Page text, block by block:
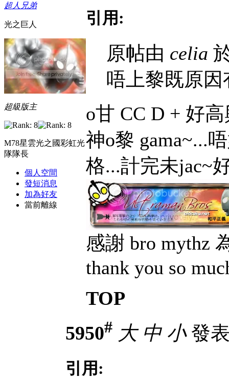
超人兄弟
光之巨人
超級版主
M78星雲光之國彩虹光
隊隊長
個人空間
發短消息
加為好友
當前離線
引用:
原帖由 celia
唔上黎既原
o甘 CC D + 好
神o黎 gama~...
格...計完未jac~
感謝 bro mythz
thank you so
TOP
5950# 大 中 小發
引用: